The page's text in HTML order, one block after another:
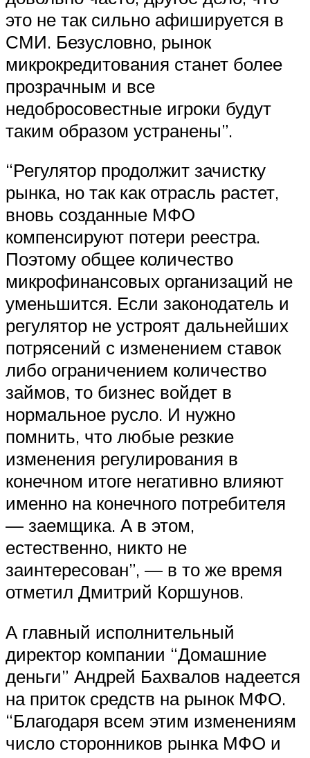
это не так сильно афишируется в
СМИ. Безусловно, рынок
микрокредитования станет более
прозрачным и все
недобросовестные игроки будут
таким образом устранены”.
“Регулятор продолжит зачистку
рынка, но так как отрасль растет,
вновь созданные МФО
компенсируют потери реестра.
Поэтому общее количество
микрофинансовых организаций не
уменьшится. Если законодатель и
регулятор не устроят дальнейших
потрясений с изменением ставок
либо ограничением количество
займов, то бизнес войдет в
нормальное русло. И нужно
помнить, что любые резкие
изменения регулирования в
конечном итоге негативно влияют
именно на конечного потребителя
— заемщика. А в этом,
естественно, никто не
заинтересован”, — в то же время
отметил Дмитрий Коршунов.
А главный исполнительный
директор компании “Домашние
деньги” Андрей Бахвалов надеется
на приток средств на рынок МФО.
“Благодаря всем этим изменениям
число сторонников рынка МФО и